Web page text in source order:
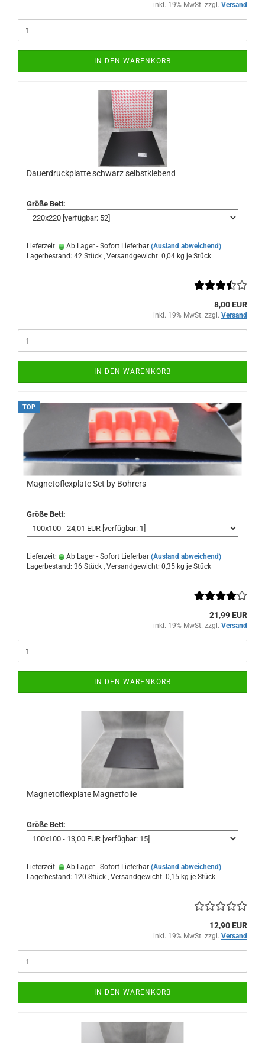
inkl. 19% MwSt. zzgl. Versand
IN DEN WARENKORB
Dauerdruckplatte schwarz selbstklebend
Größe Bett:
Lieferzeit: Ab Lager - Sofort Lieferbar (Ausland abweichend)
Lagerbestand: 42 Stück , Versandgewicht: 0,04 kg je Stück
8,00 EUR
inkl. 19% MwSt. zzgl. Versand
IN DEN WARENKORB
TOP
Magnetoflexplate Set by Bohrers
Größe Bett:
Lieferzeit: Ab Lager - Sofort Lieferbar (Ausland abweichend)
Lagerbestand: 36 Stück , Versandgewicht: 0,35 kg je Stück
21,99 EUR
inkl. 19% MwSt. zzgl. Versand
IN DEN WARENKORB
Magnetoflexplate Magnetfolie
Größe Bett:
Lieferzeit: Ab Lager - Sofort Lieferbar (Ausland abweichend)
Lagerbestand: 120 Stück , Versandgewicht: 0,15 kg je Stück
12,90 EUR
inkl. 19% MwSt. zzgl. Versand
IN DEN WARENKORB